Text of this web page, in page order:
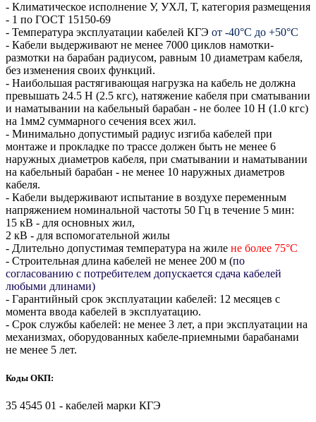
- Климатическое исполнение У, УХЛ, Т, категория размещения
- 1 по ГОСТ 15150-69
- Температура эксплуатации кабелей КГЭ от -40°С до +50°С
- Кабели выдерживают не менее 7000 циклов намотки-
размотки на барабан радиусом, равным 10 диаметрам кабеля,
без изменения своих функций.
- Наибольшая растягивающая нагрузка на кабель не должна
превышать 24.5 Н (2.5 кгс), натяжение кабеля при сматывании
и наматывании на кабельный барабан - не более 10 Н (1.0 кгс)
на 1мм2 суммарного сечения всех жил.
- Минимально допустимый радиус изгиба кабелей при
монтаже и прокладке по трассе должен быть не менее 6
наружных диаметров кабеля, при сматывании и наматывании
на кабельный барабан - не менее 10 наружных диаметров
кабеля.
- Кабели выдерживают испытание в воздухе переменным
напряжением номинальной частоты 50 Гц в течение 5 мин:
15 кВ - для основных жил,
2 кВ - для вспомогательной жилы
- Длительно допустимая температура на жиле не более 75°С
- Строительная длина кабелей не менее 200 м (по
согласованию с потребителем допускается сдача кабелей
любыми длинами)
- Гарантийный срок эксплуатации кабелей: 12 месяцев с
момента ввода кабелей в эксплуатацию.
- Срок службы кабелей: не менее 3 лет, а при эксплуатации на
механизмах, оборудованных кабеле-приемными барабанами
не менее 5 лет.
Коды ОКП:
35 4545 01 - кабелей марки КГЭ